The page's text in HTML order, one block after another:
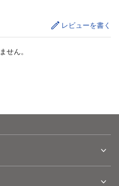
レビューを書く
せん。